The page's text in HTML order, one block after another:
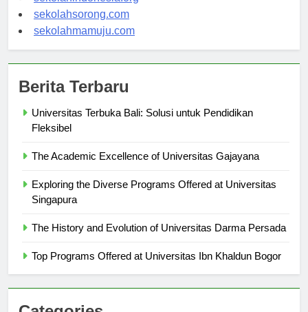
sekolahindonesia.org
sekolahsorong.com
Berita Terbaru
Universitas Terbuka Bali: Solusi untuk Pendidikan
Exploring the Diverse Programs Offered at Universitas